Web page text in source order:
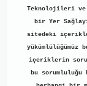
Teknolojileri ve
bir Yer
sitedeki
yükümlülüğümüz
içeriklerin
bu